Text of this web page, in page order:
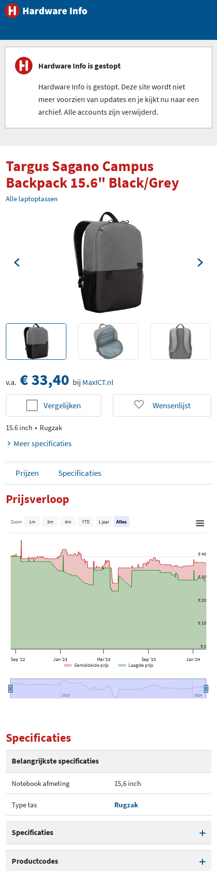
Hardware Info is gestopt
Hardware Info is gestopt. Deze site wordt niet
meer voorzien van updates en je kijkt nu naar een
archief. Alle accounts zijn verwijderd.
Targus Sagano Campus
Backpack 15.6" Black/Grey
Alle laptoptassen
v.a. € 33,40 bij MaxICT.nl
Vergelijken Wensenlijst
15.6 inch Rugzak
Meer specificaties
Prijzen Specificaties
Prijsverloop
Sep '22 Jan '23 Mei '23 Sep '23 Jan '24
2023
2023 2024
2024
€ 0
€ 10
€ 20
€ 30
€ 40
Zoom 1m 3m 6m YTD 1 jaar Alles
Gemiddelde prijs Laagste prijs
Specificaties
Belangrijkste specificaties
Notebook afmeting 15,6 inch
Type tas Rugzak
Specificaties
Productcodes